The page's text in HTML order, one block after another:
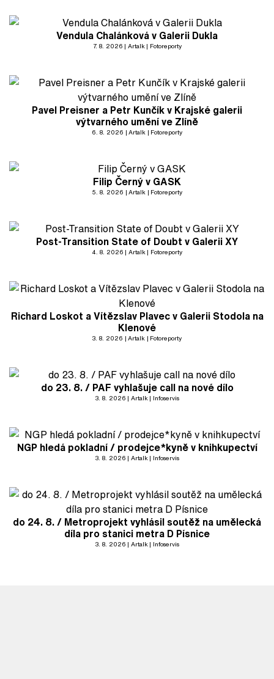
Vendula Chalánková v Galerii Dukla
7. 8. 2026 Artalk Fotoreporty
Pavel Preisner a Petr Kunčík v Krajské galerii
výtvarného umění ve Zlíně
6. 8. 2026 Artalk Fotoreporty
Filip Černý v GASK
5. 8. 2026 Artalk Fotoreporty
Post-Transition State of Doubt v Galerii XY
4. 8. 2026 Artalk Fotoreporty
Richard Loskot a Vítězslav Plavec v Galerii Stodola na
Klenové
3. 8. 2026 Artalk Fotoreporty
do 23. 8. / PAF vyhlašuje call na nové dílo
3. 8. 2026 Artalk Infoservis
NGP hledá pokladní / prodejce*kyně v knihkupectví
3. 8. 2026 Artalk Infoservis
do 24. 8. / Metroprojekt vyhlásil soutěž na umělecká
díla pro stanici metra D Písnice
3. 8. 2026 Artalk Infoservis